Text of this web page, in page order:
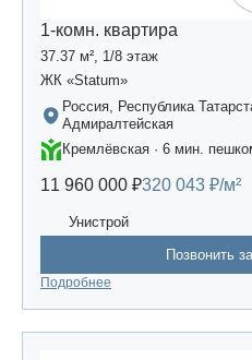
1-комн. квартира
37.37 м², 1/8 этаж
ЖК «Statum»
Россия, Республика
Адмиралтейская
Кремлёвская · 6 мин.
11 960 000 ₽320 043 ₽/м²
Унистрой
Позвонить
Подробнее